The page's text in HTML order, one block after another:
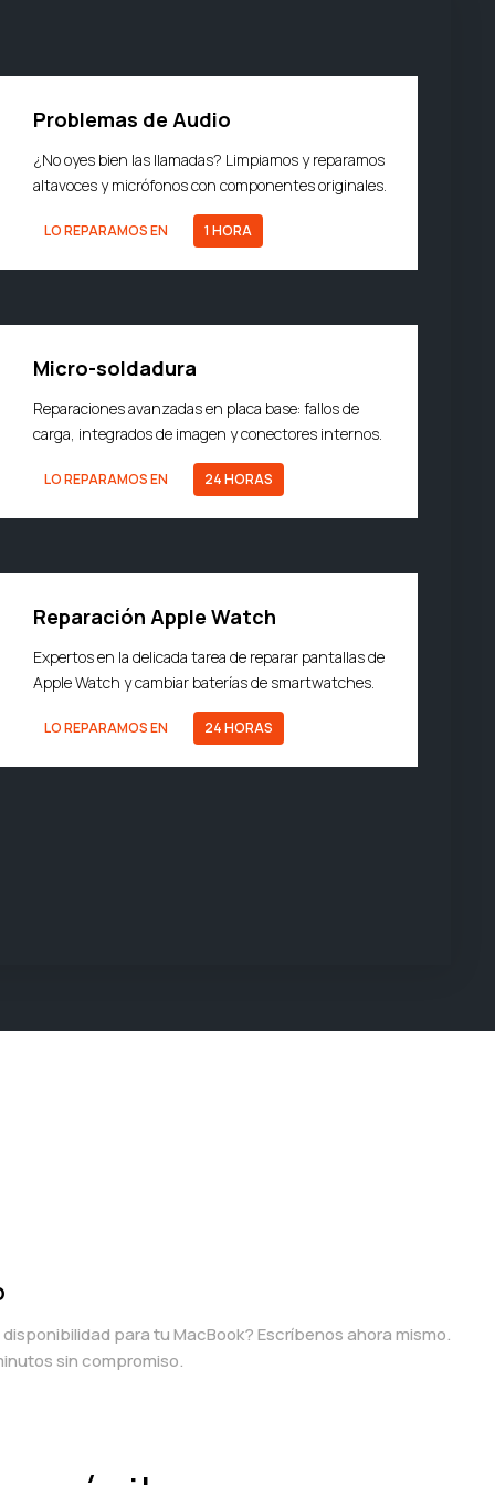
Problemas de Audio
¿No oyes bien las llamadas? Limpiamos y reparamos
altavoces y micrófonos con componentes originales.
LO REPARAMOS EN 1 HORA
Micro-soldadura
Reparaciones avanzadas en placa base: fallos de
carga, integrados de imagen y conectores internos.
LO REPARAMOS EN 24 HORAS
Reparación Apple Watch
Expertos en la delicada tarea de reparar pantallas de
Apple Watch y cambiar baterías de smartwatches.
LO REPARAMOS EN 24 HORAS
para tu MacBook? Escríbenos ahora mismo.
sin compromiso.